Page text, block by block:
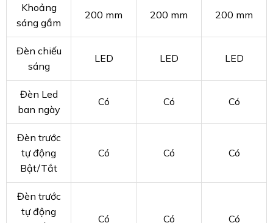
Khoảng
sáng gầm
200 mm 200 mm 200 mm
Đèn chiếu
sáng
LED LED LED
Đèn Led
ban ngày
Có Có Có
Đèn trước
tự động
Bật/Tắt
Có Có Có
Đèn trước
tự động
Có Có Có